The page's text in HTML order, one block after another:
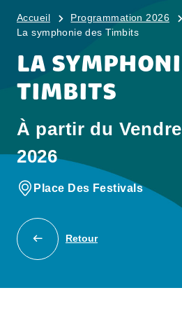
Accueil Programmation 2026
La symphonie des Timbits
LA
TIMBITS
À partir du
2026
Place Des Festivals
Retour